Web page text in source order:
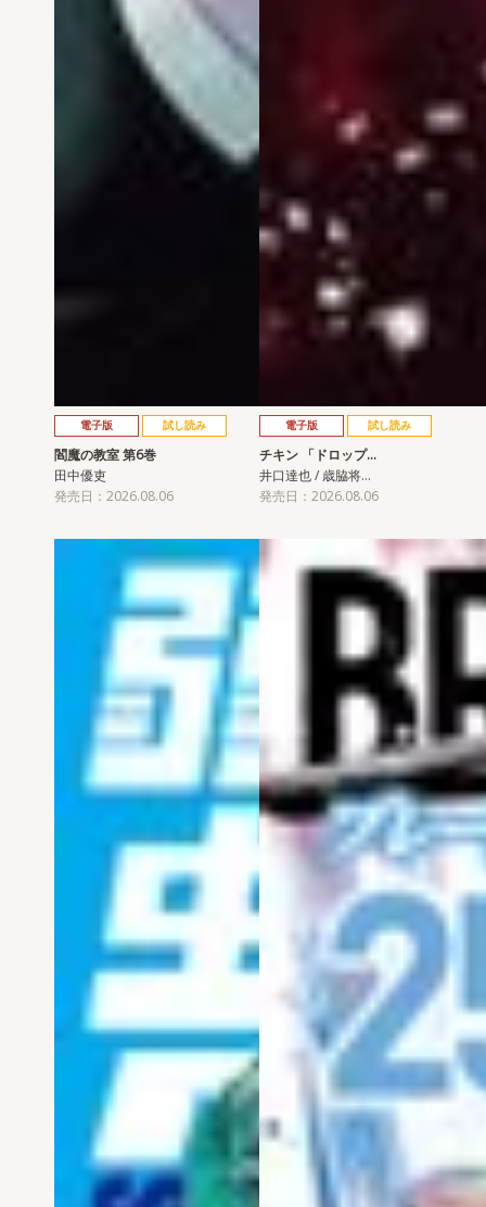
電子版 試し読み
閻魔の教室 第6巻
田中優吏
発売日：2026.08.06
電子版 試し読み
チキン 「ドロップ…
井口達也 / 歳脇将…
発売日：2026.08.06